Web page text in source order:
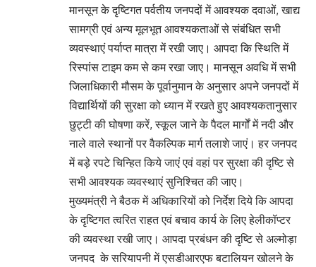
मानसून के दृष्टिगत पर्वतीय जनपदों में आवश्यक दवाओं, खाद्य
सामग्री एवं अन्य मूलभूत आवश्यकताओं से संबंधित सभी
व्यवस्थाएं पर्याप्त मात्रा में रखी जाए। आपदा कि स्थिति में
रिस्पांस टाइम कम से कम रखा जाए। मानसून अवधि में सभी
जिलाधिकारी मौसम के पूर्वानुमान के अनुसार अपने जनपदों में
विद्यार्थियों की सुरक्षा को ध्यान में रखते हुए आवश्यकतानुसार
छुट्टी की घोषणा करें, स्कूल जाने के पैदल मार्गों में नदी और
नाले वाले स्थानों पर वैकल्पिक मार्ग तलाशे जाएं। हर जनपद
में बड़े रपटे चिन्हित किये जाएं एवं वहां पर सुरक्षा की दृष्टि से
सभी आवश्यक व्यवस्थाएं सुनिश्चित की जाए।
मुख्यमंत्री ने बैठक में अधिकारियों को निर्देश दिये कि आपदा
के दृष्टिगत त्वरित राहत एवं बचाव कार्य के लिए हेलीकॉप्टर
की व्यवस्था रखी जाए। आपदा प्रबंधन की दृष्टि से अल्मोड़ा
जनपद के सरियापनी में एसडीआरएफ बटालियन खोलने के